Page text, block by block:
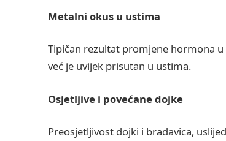
Metalni okus u ustima
Tipičan rezultat promjene hormona
već je uvijek prisutan u ustima.
Osjetljive i povećane dojke
Preosjetljivost dojki i bradavica,